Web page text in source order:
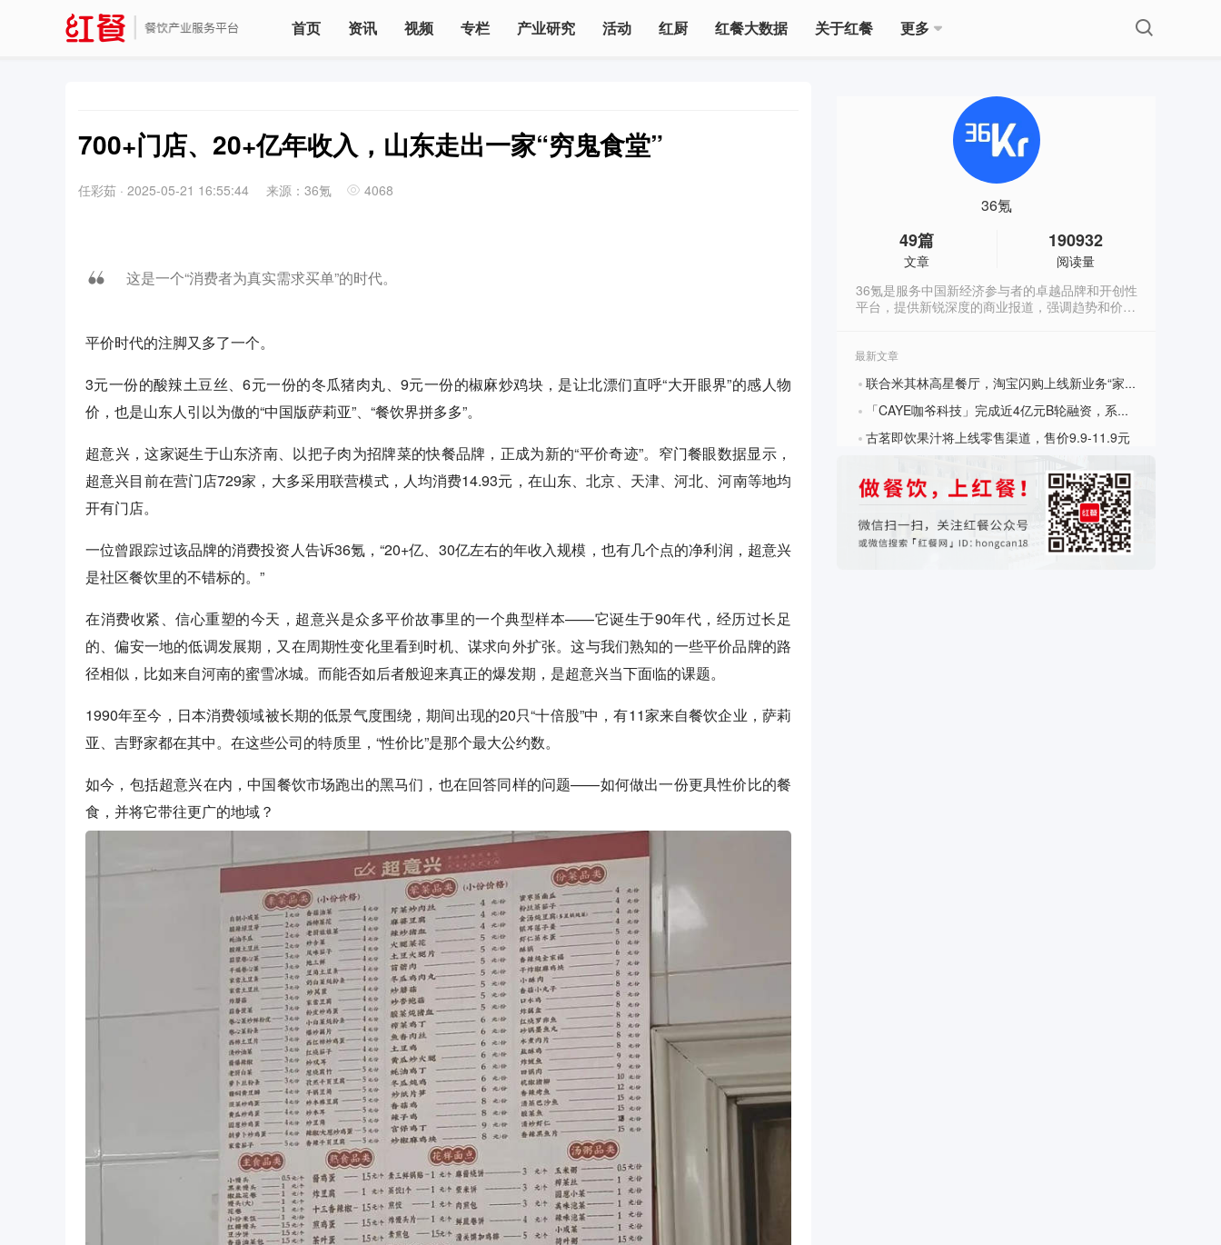
首页 资讯 视频 专栏 产业研究 活动 红厨 红餐大数据 关于红餐 更多
700+门店、20+亿年收入，山东走出一家“穷鬼食堂”
任彩茹 · 2025-05-21 16:55:44 来源：36氪 4068
这是一个“消费者为真实需求买单”的时代。
平价时代的注脚又多了一个。
3元一份的酸辣土豆丝、6元一份的冬瓜猪肉丸、9元一份的椒麻炒鸡块，是让北漂们直呼“大开眼界”的感人物
价，也是山东人引以为傲的“中国版萨莉亚”、“餐饮界拼多多”。
超意兴，这家诞生于山东济南、以把子肉为招牌菜的快餐品牌，正成为新的“平价奇迹”。窄门餐眼数据显示，
超意兴目前在营门店729家，大多采用联营模式，人均消费14.93元，在山东、北京、天津、河北、河南等地均
开有门店。
一位曾跟踪过该品牌的消费投资人告诉36氪，“20+亿、30亿左右的年收入规模，也有几个点的净利润，超意兴
是社区餐饮里的不错标的。”
在消费收紧、信心重塑的今天，超意兴是众多平价故事里的一个典型样本——它诞生于90年代，经历过长足
的、偏安一地的低调发展期，又在周期性变化里看到时机、谋求向外扩张。这与我们熟知的一些平价品牌的路
径相似，比如来自河南的蜜雪冰城。而能否如后者般迎来真正的爆发期，是超意兴当下面临的课题。
1990年至今，日本消费领域被长期的低景气度围绕，期间出现的20只“十倍股”中，有11家来自餐饮企业，萨莉
亚、吉野家都在其中。在这些公司的特质里，“性价比”是那个最大公约数。
如今，包括超意兴在内，中国餐饮市场跑出的黑马们，也在回答同样的问题——如何做出一份更具性价比的餐
食，并将它带往更广的地域？
36氪
49篇
文章
190932
阅读量
36氪是服务中国新经济参与者的卓越品牌和开创性
平台，提供新锐深度的商业报道，强调趋势和价
最新文章
? 联合米其林高星餐厅，淘宝闪购上线新业务“家宴”
? 「CAYE咖爷科技」完成近4亿元B轮融资，系商用全自动咖啡机赛道单笔最大规模融资
? 古茗即饮果汁将上线零售渠道，售价9.9-11.9元